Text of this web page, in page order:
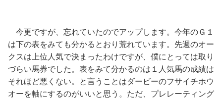
今更ですが、忘れていたのでアップします。今年のＧ１
は下の表をみても分かるとおり荒れています。先週のオー
クスは上位人気で決まったわけですが、僕にとっては取り
づらい馬券でした。表をみて分かるのは１人気馬の成績は
それほど悪くない。と言うことはダービーのフサイチホウ
オーを軸にするのがいいと思う。ただ、プレレーティング